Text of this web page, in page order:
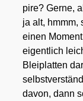
pi­re? Ger­ne,
ja alt, hmmm,
einen
eigent­lich
Blei­plat­ten
davon, dann